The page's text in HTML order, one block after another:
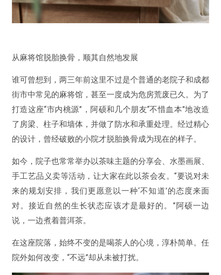
从麻将馆脱胎换骨，顺其自然地发展
谁可曾想到，两三年前这里不过是个普通的老院子和成都
街市中常见的麻将馆，甚至一度成为危房荒废已久。为了
打造这座“市内桃源”，阿硕和几个朋友“不惜血本”地改造
了房梁、柱子和墙体，并做了防水和承重处理。经过精心
的设计，曾经破败的小院才脱胎换骨成为现在的样子。
如今，院子也常常举办以茶味主题的分享会、水墨画展、
手工艺品义卖等活动，让大家在此以茶会友。“要说对未
来的规划安排，我们更愿意以一种‘不知道’的态度来面
对。接近自然的生长状态应该才是最好的。”阿硕一边
说，一边煮着普洱茶。
在这座院落，始终不变的是喝茶人的心境，淳朴简单。任
院外如何改变，“不远”却从未被打扰。